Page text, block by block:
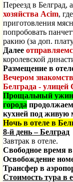
Переезд в Белград, а
хозяйства Acim,
приготовления
попробовать
ракию (за доп.
Далее
королевской
Размещение в
Вечером
Белграда - улицей
Прощальный ужин
города
кухней под живую
Ночь в отеле в
8-й день – Белград
Завтрак в отеле.
Свободное время
Освобождение
Трансфер в
Стоимость тура в